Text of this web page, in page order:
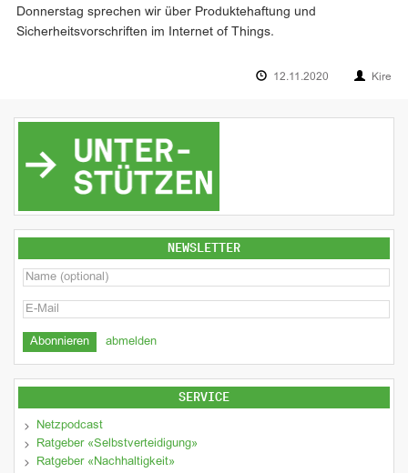
Donnerstag sprechen wir über Produktehaftung und
Sicherheitsvorschriften im Internet of Things.
12.11.2020 Kire
NEWSLETTER
abmelden
SERVICE
Netzpodcast
Ratgeber «Selbstverteidigung»
Ratgeber «Nachhaltigkeit»